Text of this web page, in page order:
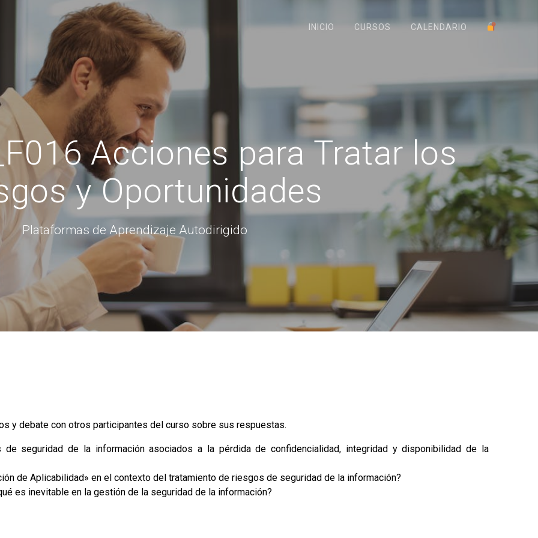
INICIO CURSOS CALENDARIO
Acciones para Tratar los
y Oportunidades
Plataformas de Aprendizaje Autodirigido
y debate con otros participantes del curso sobre sus respuestas.
seguridad de la información asociados a la pérdida de confidencialidad, integridad y disponibilidad de la
de Aplicabilidad» en el contexto del tratamiento de riesgos de seguridad de la información?
es inevitable en la gestión de la seguridad de la información?